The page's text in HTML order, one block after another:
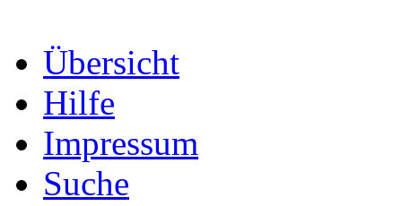
Übersicht
Hilfe
Impressum
Suche